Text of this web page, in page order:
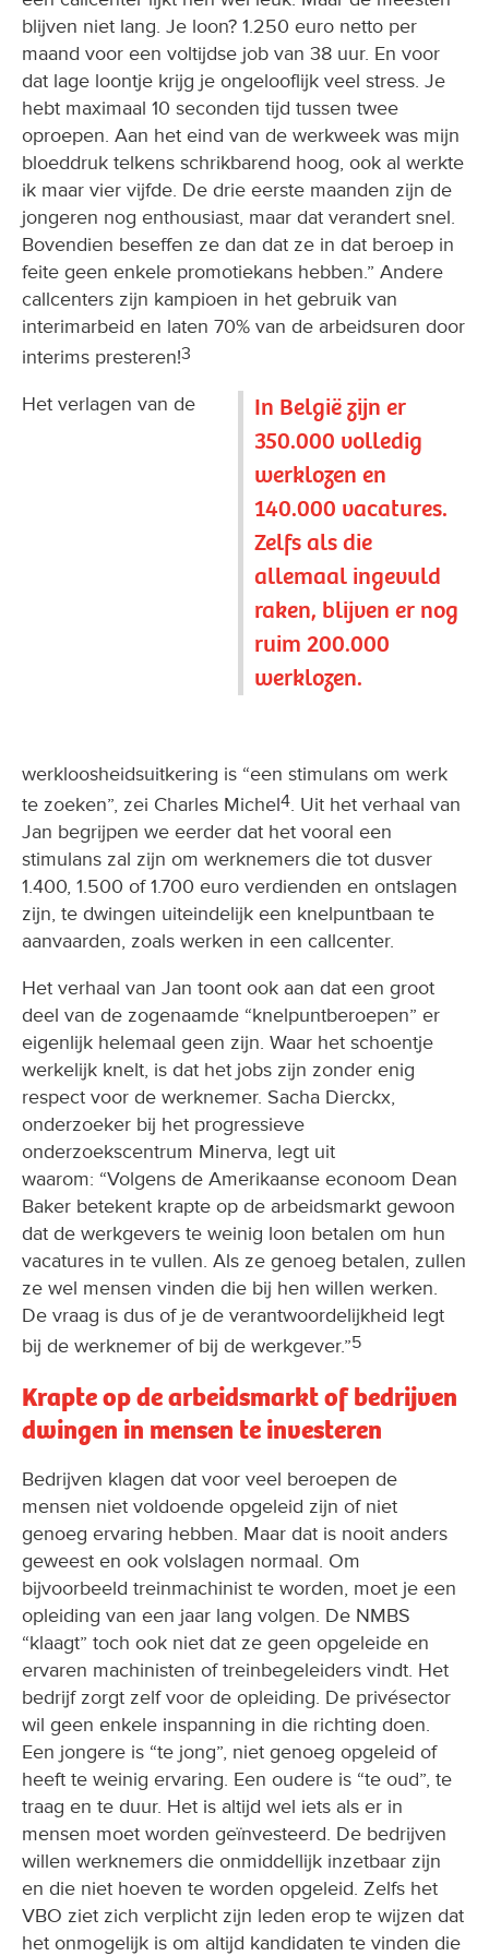
blijven niet lang. Je loon? 1.250 euro netto per
maand voor een voltijdse job van 38 uur. En voor
dat lage loontje krijg je ongelooflijk veel stress. Je
hebt maximaal 10 seconden tijd tussen twee
oproepen. Aan het eind van de werkweek was mijn
bloeddruk telkens schrikbarend hoog, ook al werkte
ik maar vier vijfde. De drie eerste maanden zijn de
jongeren nog enthousiast, maar dat verandert snel.
Bovendien beseffen ze dan dat ze in dat beroep in
feite geen enkele promotiekans hebben.” Andere
callcenters zijn kampioen in het gebruik van
interimarbeid en laten 70% van de arbeidsuren door
interims presteren!3
In België zijn er
350.000 volledig
werklozen en
140.000 vacatures.
Zelfs als die
allemaal ingevuld
raken, blijven er nog
ruim 200.000
werklozen.
Het verlagen van de
werkloosheidsuitkering is “een stimulans om werk
te zoeken”, zei Charles Michel4. Uit het verhaal van
Jan begrijpen we eerder dat het vooral een
stimulans zal zijn om werknemers die tot dusver
1.400, 1.500 of 1.700 euro verdienden en ontslagen
zijn, te dwingen uiteindelijk een knelpuntbaan te
aanvaarden, zoals werken in een callcenter.
Het verhaal van Jan toont ook aan dat een groot
deel van de zogenaamde “knelpuntberoepen” er
eigenlijk helemaal geen zijn. Waar het schoentje
werkelijk knelt, is dat het jobs zijn zonder enig
respect voor de werknemer. Sacha Dierckx,
onderzoeker bij het progressieve
onderzoekscentrum Minerva, legt uit
waarom: “Volgens de Amerikaanse econoom Dean
Baker betekent krapte op de arbeidsmarkt gewoon
dat de werkgevers te weinig loon betalen om hun
vacatures in te vullen. Als ze genoeg betalen, zullen
ze wel mensen vinden die bij hen willen werken.
De vraag is dus of je de verantwoordelijkheid legt
bij de werknemer of bij de werkgever.”5
Krapte op de arbeidsmarkt of bedrijven
dwingen in mensen te investeren
Bedrijven klagen dat voor veel beroepen de
mensen niet voldoende opgeleid zijn of niet
genoeg ervaring hebben. Maar dat is nooit anders
geweest en ook volslagen normaal. Om
bijvoorbeeld treinmachinist te worden, moet je een
opleiding van een jaar lang volgen. De NMBS
“klaagt” toch ook niet dat ze geen opgeleide en
ervaren machinisten of treinbegeleiders vindt. Het
bedrijf zorgt zelf voor de opleiding. De privésector
wil geen enkele inspanning in die richting doen.
Een jongere is “te jong”, niet genoeg opgeleid of
heeft te weinig ervaring. Een oudere is “te oud”, te
traag en te duur. Het is altijd wel iets als er in
mensen moet worden geïnvesteerd. De bedrijven
willen werknemers die onmiddellijk inzetbaar zijn
en die niet hoeven te worden opgeleid. Zelfs het
VBO ziet zich verplicht zijn leden erop te wijzen dat
het onmogelijk is om altijd kandidaten te vinden die